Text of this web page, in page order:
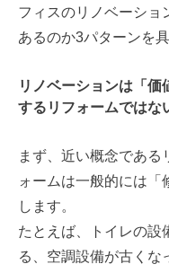
フィスのリノベーショ
あるのか3パターンを
リノベーションは「
するリフォームではな
まず、近い概念である
ォームは一般的には「
します。
たとえば、トイレの設
る、空調設備が古くな